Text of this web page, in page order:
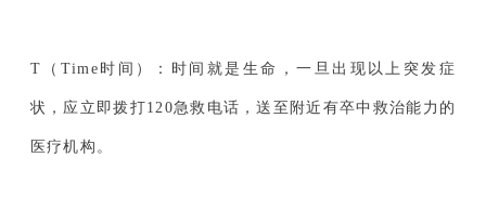
T（Time时间）：时间就是生命，一旦出现以上突发症
状，应立即拨打120急救电话，送至附近有卒中救治能力的
医疗机构。